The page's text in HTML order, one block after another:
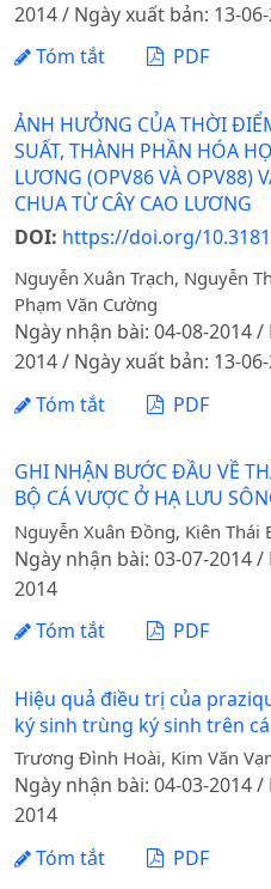
2014 / Ngày xuất bản: 13-
Tóm tắt
PDF
ẢNH HƯỞNG CỦA THỜI
SUẤT, THÀNH PHẦN HÓA
LƯƠNG (OPV86 VÀ OPV88)
CHUA TỪ CÂY CAO LƯƠNG
DOI: https://doi.org/
Nguyễn Xuân Trạch, Nguyễn
Phạm Văn Cường
Ngày nhận bài: 04-08-2014
2014 / Ngày xuất bản: 13-
Tóm tắt
PDF
GHI NHẬN BƯỚC ĐẦU VỀ
BỘ CÁ VƯỢC Ở HẠ LƯU
Nguyễn Xuân Đồng, Kiên Thái
Ngày nhận bài: 03-07-2014
2014
Tóm tắt
PDF
Hiệu quả điều trị của
ký sinh trùng ký sinh trên
Trương Đình Hoài, Kim Văn
Ngày nhận bài: 04-03-2014
2014
Tóm tắt
PDF